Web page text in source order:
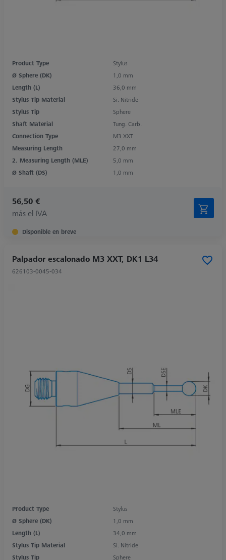
Product Type
Stylus
Ø Sphere (DK)
1,0 mm
Length (L)
36,0 mm
Stylus Tip Material
Si. Nitride
Stylus Tip
Sphere
Shaft Material
Tung. Carb.
Connection Type
M3 XXT
Measuring Length
27,0 mm
2. Measuring Length (MLE)
5,0 mm
Ø Shaft (DS)
1,0 mm
56,50 €
más el IVA
Disponible en breve
Palpador escalonado M3 XXT, DK1 L34
626103-0045-034
Product Type
Stylus
Ø Sphere (DK)
1,0 mm
Length (L)
34,0 mm
Stylus Tip Material
Si. Nitride
Stylus Tip
Sphere